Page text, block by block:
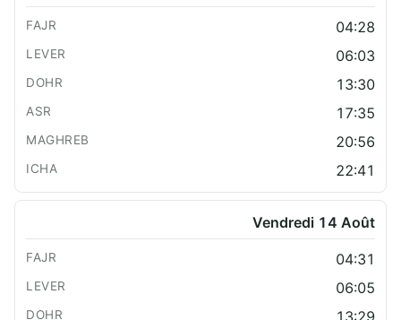
04:28
06:03
13:30
17:35
20:56
22:41
Vendredi 14 Août
04:31
06:05
13:29